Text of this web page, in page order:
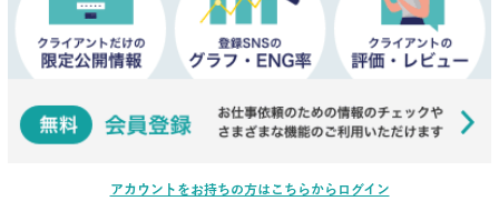
アカウントをお持ちの方はこちらからログイン